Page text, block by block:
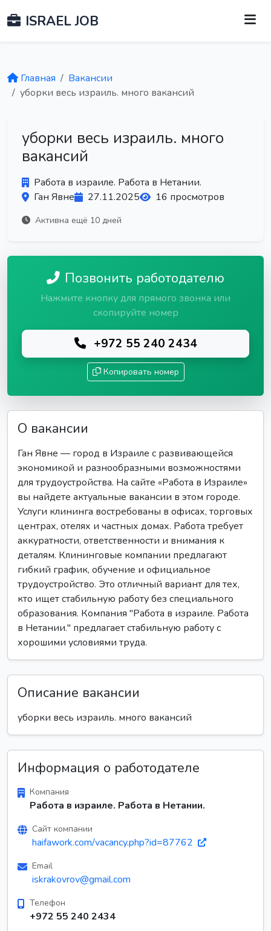
ISRAEL JOB
Главная
Вакансии
уборки весь израиль. много вакансий
уборки весь израиль. много
вакансий
Работа в израиле. Работа в Нетании.
Ган Явне
27.11.2025 16 просмотров
Активна ещё 10 дней
Позвонить работодателю
Нажмите кнопку для прямого звонка или
скопируйте номер
+972 55 240 2434
Копировать номер
О вакансии
Ган Явне — город в Израиле с развивающейся
экономикой и разнообразными возможностями
для трудоустройства. На сайте «Работа в Израиле»
вы найдете актуальные вакансии в этом городе.
Услуги клининга востребованы в офисах, торговых
центрах, отелях и частных домах. Работа требует
аккуратности, ответственности и внимания к
деталям. Клининговые компании предлагают
гибкий график, обучение и официальное
трудоустройство. Это отличный вариант для тех,
кто ищет стабильную работу без специального
образования. Компания "Работа в израиле. Работа
в Нетании." предлагает стабильную работу с
хорошими условиями труда.
Описание вакансии
уборки весь израиль. много вакансий
Информация о работодателе
Компания
Работа в израиле. Работа в Нетании.
Сайт компании
haifawork.com/vacancy.php?id=87762
Email
iskrakovrov@gmail.com
Телефон
+972 55 240 2434